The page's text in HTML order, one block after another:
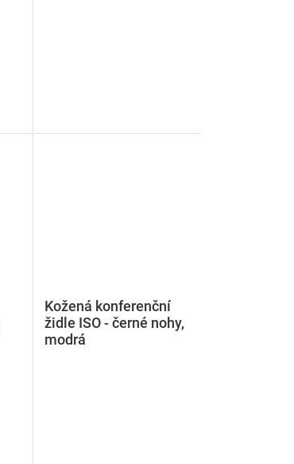
Kožená konferenční
židle ISO - černé nohy,
modrá